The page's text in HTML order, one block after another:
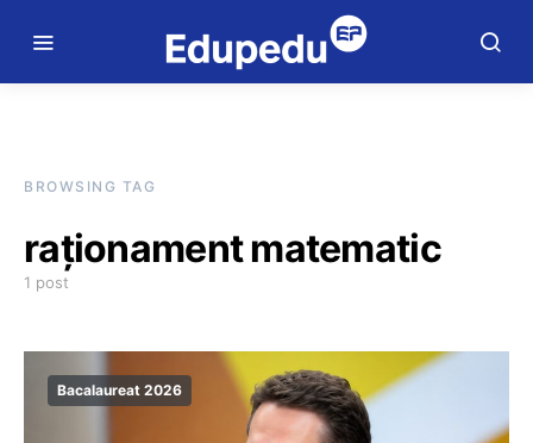
BROWSING TAG
raționament matematic
1 post
Bacalaureat 2026